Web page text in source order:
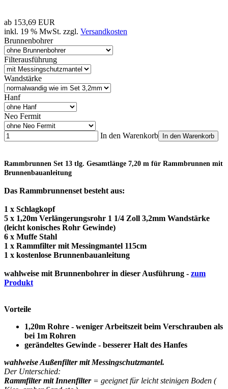
ab 153,69 EUR
inkl. 19 % MwSt. zzgl. Versandkosten
Brunnenbohrer
Filterausführung
Wandstärke
Hanf
Neo Fermit
In den Warenkorb In den Warenkorb
Rammbrunnen Set 13 tlg. Gesamtlänge 7,20 m für Rammbrunnen mit
Brunnenbauanleitung
Das Rammbrunnenset besteht aus:
1 x Schlagkopf
5 x 1,20m Verlängerungsrohr 1 1/4 Zoll 3,2mm Wandstärke
(leicht konisches Rohr Gewinde)
6 x Muffe Stahl
1 x Rammfilter mit Messingmantel 115cm
1 x kostenlose Brunnenbauanleitung
wahlweise mit Brunnenbohrer in dieser Ausführung - zum
Produkt
Vorteile
1,20m Rohre - weniger Arbeitszeit beim Verschrauben als
bei 1m Rohren
gerändeltes Gewinde - besserer Halt des Hanfes
wahlweise Außenfilter mit Messingschutzmantel.
Der Unterschied:
Rammfilter mit Innenfilter= geeignet für leicht steinigen Boden (